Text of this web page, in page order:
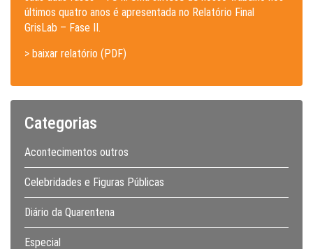
últimos quatro anos é apresentada no Relatório Final
GrisLab – Fase II.
> baixar relatório (PDF)
Categorias
Acontecimentos outros
Celebridades e Figuras Públicas
Diário da Quarentena
Especial